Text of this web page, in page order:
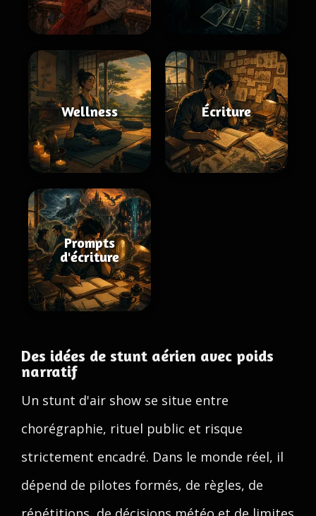
Wellness Écriture
Prompts
d'écriture
Des idées de stunt aérien avec poids
narratif
Un stunt d'air show se situe entre
chorégraphie, rituel public et risque
strictement encadré. Dans le monde réel, il
dépend de pilotes formés, de règles, de